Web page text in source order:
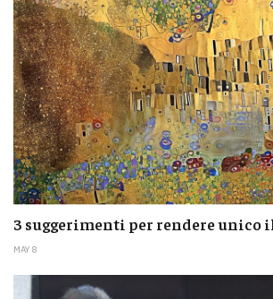
3 suggerimenti per rendere unico
MAY 8